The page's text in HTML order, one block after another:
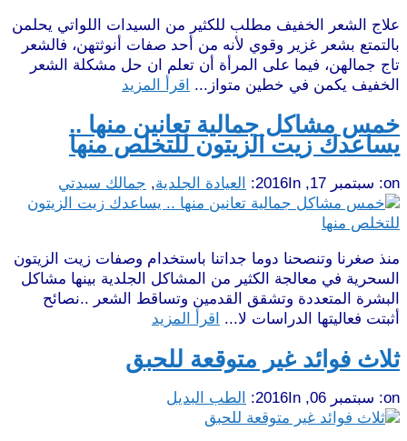
علاج الشعر الخفيف مطلب للكثير من السيدات اللواتي يحلمن
بالتمتع بشعر غزير وقوي لأنه من أحد صفات أنوثتهن، فالشعر
تاج جمالهن، فيما على المرأة أن تعلم ان حل مشكلة الشعر
الخفيف يكمن في خطين متواز...
اقرأ المزيد
خمس مشاكل جمالية تعانين منها ..
يساعدك زيت الزيتون للتخلص منها
on: سبتمبر 17, 2016 In: العيادة الجلدية, جمالك سيدتي
منذ صغرنا وتنصحنا دوما جداتنا باستخدام وصفات زيت الزيتون
السحرية في معالجة الكثير من المشاكل الجلدية بينها مشاكل
البشرة المتعددة وتشقق القدمين وتساقط الشعر ..نصائح
أثبتت فعاليتها الدراسات لا...
اقرأ المزيد
ثلاث فوائد غير متوقعة للحبق
on: سبتمبر 06, 2016 In: الطب البديل